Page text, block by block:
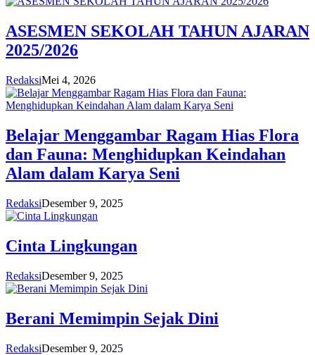
ASESMEN SEKOLAH TAHUN AJARAN
2025/2026
RedaksiMei 4, 2026
Belajar Menggambar Ragam Hias Flora
dan Fauna: Menghidupkan Keindahan
Alam dalam Karya Seni
RedaksiDesember 9, 2025
Cinta Lingkungan
RedaksiDesember 9, 2025
Berani Memimpin Sejak Dini
RedaksiDesember 9, 2025